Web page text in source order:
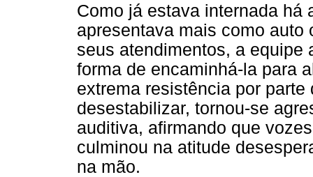
Como já estava internada há
apresentava mais como auto
seus atendimentos, a equipe
forma de encaminhá-la para
extrema resistência por
desestabilizar, tornou-se
auditiva, afirmando que
culminou na atitude
na mão.